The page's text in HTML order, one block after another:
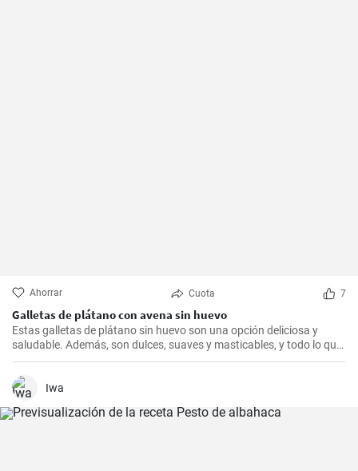
Ahorrar Cuota 7
Galletas de plátano con avena sin huevo
Estas galletas de plátano sin huevo son una opción deliciosa y
saludable. Además, son dulces, suaves y masticables, y todo lo que
necesitas es un plátano, avena y un toque de edulcorante.
Iwa